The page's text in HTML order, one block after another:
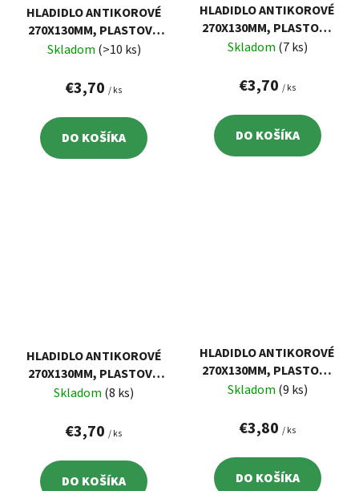
HLADIDLO ANTIKOROVÉ
270X130MM, PLASTOVÁ
RUKOVÄŤ, ZUBY
Skladom (>10 ks)
€3,70 / ks
DO KOŠÍKA
HLADIDLO ANTIKOROVÉ
270X130MM, PLASTOVÁ
RUKOVÄŤ, ZUBY
Skladom (7 ks)
€3,70 / ks
DO KOŠÍKA
HLADIDLO ANTIKOROVÉ
270X130MM, PLASTOVÁ
RUKOVÄŤ, ZUBY 4X4MM
Skladom (8 ks)
€3,70 / ks
DO KOŠÍKA
HLADIDLO ANTIKOROVÉ
270X130MM, PLASTOVÁ
RUKOVÄŤ, ZUBY 6X6MM
Skladom (9 ks)
€3,80 / ks
DO KOŠÍKA